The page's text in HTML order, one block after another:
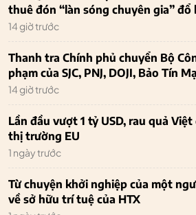
thuê đón “làn sóng chuyên gia” đổ
14 giờ trước
Thanh tra Chính phủ chuyển Bộ
phạm của SJC, PNJ, DOJI, Bảo Tín
14 giờ trước
Lần đầu vượt 1 tỷ USD, rau quả
thị trường EU
1 ngày trước
Từ chuyện khởi nghiệp của một
về sở hữu trí tuệ của HTX